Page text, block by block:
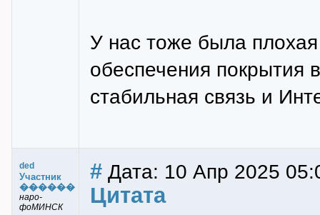
У нас тоже была
обеспечения покрытия
стабильная связь и
ded
Участник
������
наро-
фоМИНСК
# Дата: 10 Апр 2025
Цитата